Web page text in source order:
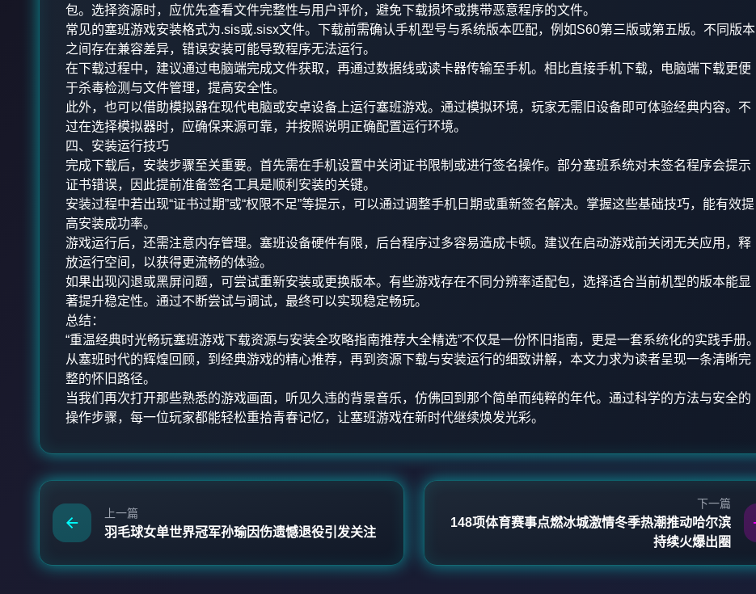
包。选择资源时，应优先查看文件完整性与用户评价，避免下载损坏或携带恶意程序的文件。
常见的塞班游戏安装格式为.sis或.sisx文件。下载前需确认手机型号与系统版本匹配，例如S60第三版或第五版。不同版本
之间存在兼容差异，错误安装可能导致程序无法运行。
在下载过程中，建议通过电脑端完成文件获取，再通过数据线或读卡器传输至手机。相比直接手机下载，电脑端下载更便
于杀毒检测与文件管理，提高安全性。
此外，也可以借助模拟器在现代电脑或安卓设备上运行塞班游戏。通过模拟环境，玩家无需旧设备即可体验经典内容。不
过在选择模拟器时，应确保来源可靠，并按照说明正确配置运行环境。
四、安装运行技巧
完成下载后，安装步骤至关重要。首先需在手机设置中关闭证书限制或进行签名操作。部分塞班系统对未签名程序会提示
证书错误，因此提前准备签名工具是顺利安装的关键。
安装过程中若出现“证书过期”或“权限不足”等提示，可以通过调整手机日期或重新签名解决。掌握这些基础技巧，能有效提
高安装成功率。
游戏运行后，还需注意内存管理。塞班设备硬件有限，后台程序过多容易造成卡顿。建议在启动游戏前关闭无关应用，释
放运行空间，以获得更流畅的体验。
如果出现闪退或黑屏问题，可尝试重新安装或更换版本。有些游戏存在不同分辨率适配包，选择适合当前机型的版本能显
著提升稳定性。通过不断尝试与调试，最终可以实现稳定畅玩。
总结：
“重温经典时光畅玩塞班游戏下载资源与安装全攻略指南推荐大全精选”不仅是一份怀旧指南，更是一套系统化的实践手册。
从塞班时代的辉煌回顾，到经典游戏的精心推荐，再到资源下载与安装运行的细致讲解，本文力求为读者呈现一条清晰完
整的怀旧路径。
当我们再次打开那些熟悉的游戏画面，听见久违的背景音乐，仿佛回到那个简单而纯粹的年代。通过科学的方法与安全的
操作步骤，每一位玩家都能轻松重拾青春记忆，让塞班游戏在新时代继续焕发光彩。
上一篇
羽毛球女单世界冠军孙瑜因伤遗憾退役引发关注
下一篇
148项体育赛事点燃冰城激情冬季热潮推动哈尔滨
持续火爆出圈